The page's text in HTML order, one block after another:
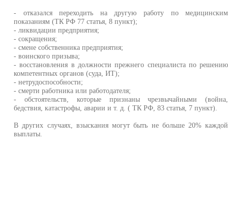
- отказался переходить на другую работу по медицинским
показаниям (ТК РФ 77 статья, 8 пункт);
- ликвидации предприятия;
- сокращения;
- смене собственника предприятия;
- воинского призыва;
- восстановления в должности прежнего специалиста по решению
компетентных органов (суда, ИТ);
- нетрудоспособности;
- смерти работника или работодателя;
- обстоятельств, которые признаны чрезвычайными (война,
бедствия, катастрофы, аварии и т. д. ( ТК РФ, 83 статья, 7 пункт).
В других случаях, взыскания могут быть не больше 20% каждой
выплаты.